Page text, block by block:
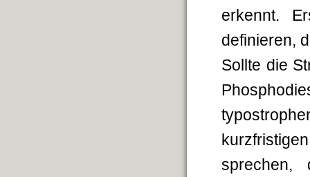
erkennt.
definieren,
Sollte die
sprechen,